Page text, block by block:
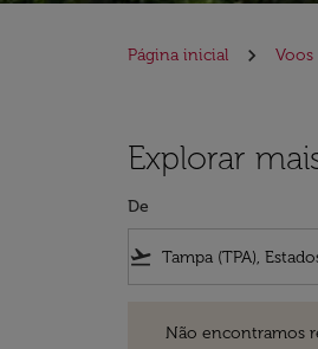
Página inicial Voos
Explorar
De
flight_takeoff
Não encontramos